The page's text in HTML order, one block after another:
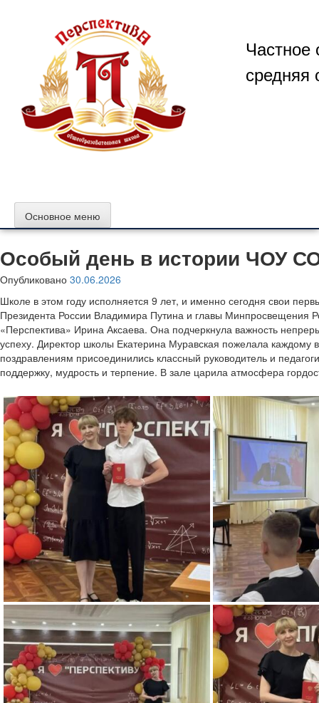
содержимому
Частное
средняя
Основное меню
Особый день в истории ЧОУ
Опубликовано 30.06.2026
Школе в этом году исполняется 9 лет, и именно сегодня свои
Президента России Владимира Путина и главы Минпросвещения
«Перспектива» Ирина Аксаева. Она подчеркнула важность
успеху. Директор школы Екатерина Муравская пожелала каждому
поздравлениям присоединились классный руководитель и
поддержку, мудрость и терпение. В зале царила атмосфера